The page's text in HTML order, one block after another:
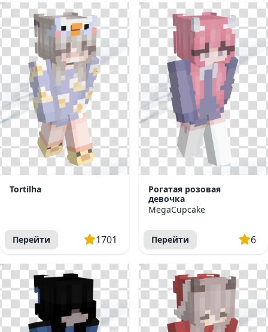
Tortilha
Перейти 1701
Рогатая розовая
девочка
MegaCupcake
Перейти 6